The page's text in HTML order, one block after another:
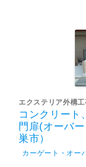
エクステリア外構
コンクリート
門扉(オーバ
巣市）
カーゲート・オー